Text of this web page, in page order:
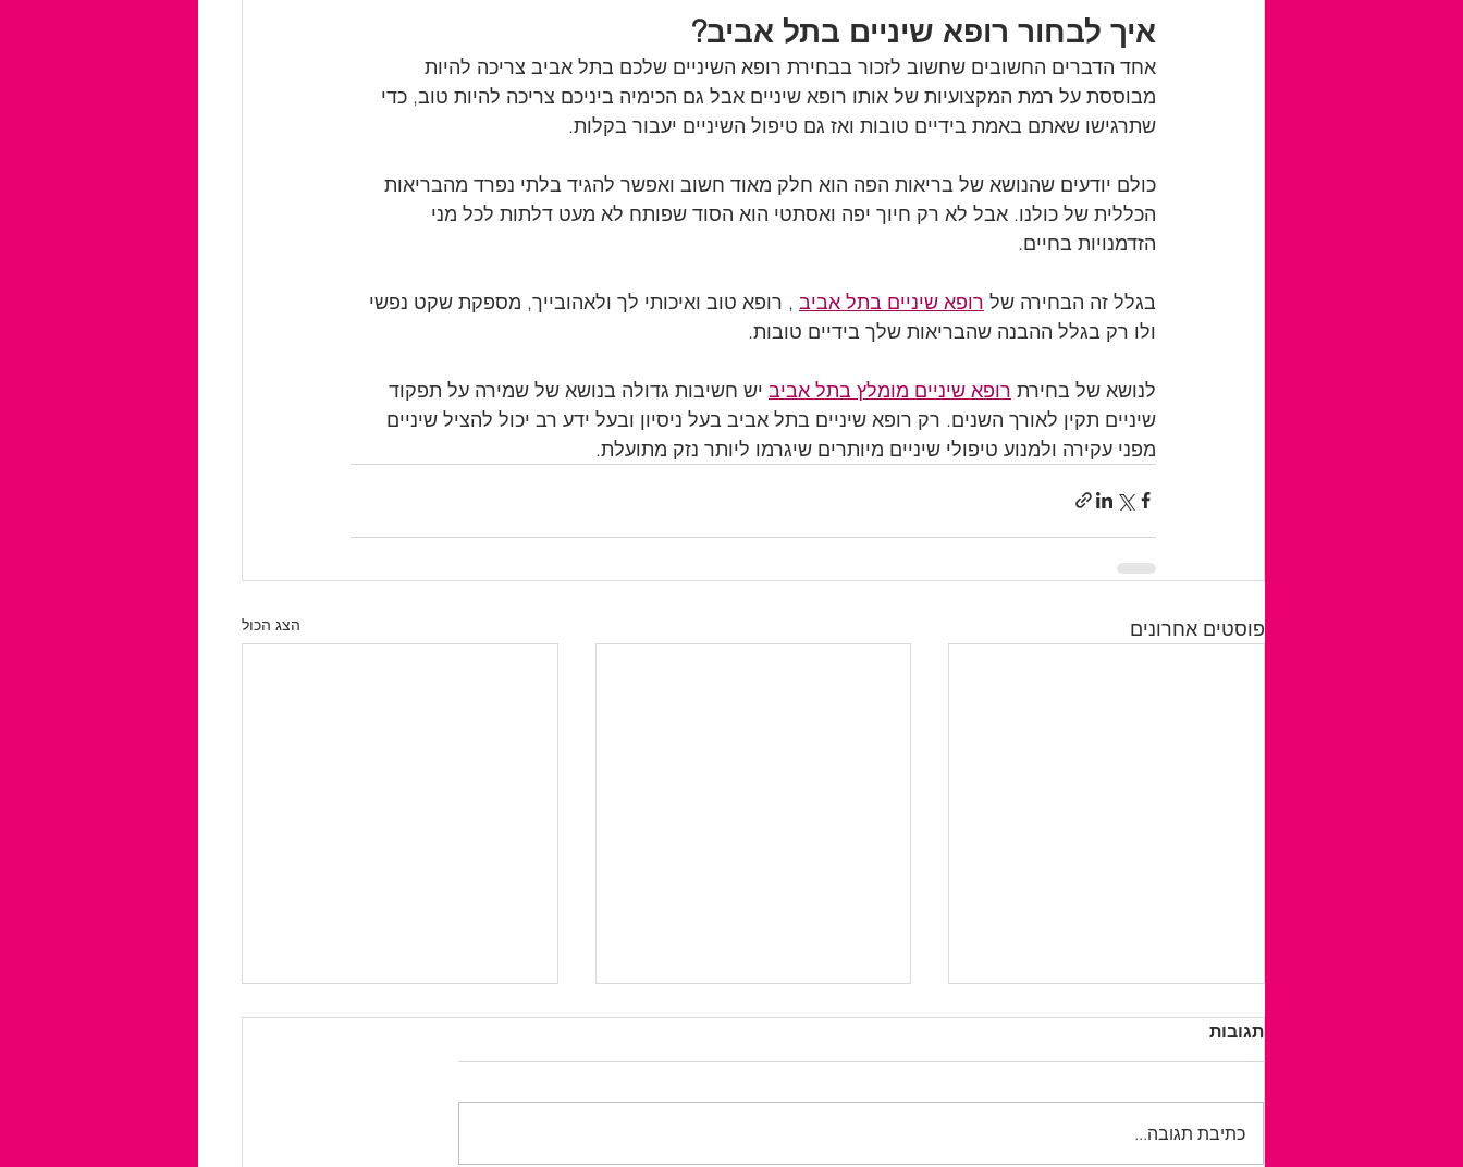
איך לבחור רופא שיניים בתל אביב?
אחד הדברים החשובים שחשוב לזכור בבחירת רופא השיניים שלכם בתל אביב צריכה להיות
מבוססת על רמת המקצועיות של אותו רופא שיניים אבל גם הכימיה ביניכם צריכה להיות טוב, כדי
שתרגישו שאתם באמת בידיים טובות ואז גם טיפול השיניים יעבור בקלות.
כולם יודעים שהנושא של בריאות הפה הוא חלק מאוד חשוב ואפשר להגיד בלתי נפרד מהבריאות
הכללית של כולנו. אבל לא רק חיוך יפה ואסתטי הוא הסוד שפותח לא מעט דלתות לכל מני
הזדמנויות בחיים.
בגלל זה הבחירה של רופא שיניים בתל אביב , רופא טוב ואיכותי לך ולאהובייך, מספקת שקט נפשי
ולו רק בגלל ההבנה שהבריאות שלך בידיים טובות.
לנושא של בחירת רופא שיניים מומלץ בתל אביב יש חשיבות גדולה בנושא של שמירה על תפקוד
שיניים תקין לאורך השנים. רק רופא שיניים בתל אביב בעל ניסיון ובעל ידע רב יכול להציל שיניים
מפני עקירה ולמנוע טיפולי שיניים מיותרים שיגרמו ליותר נזק מתועלת.
פוסטים אחרונים הצג הכול
תגובות
כתיבת תגובה...